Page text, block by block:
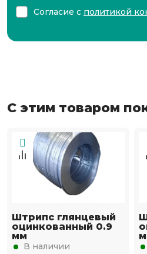
Согласие с политикой
С этим товаром
Штрипс глянцевый
оцинкованный 0.9
мм
В наличии